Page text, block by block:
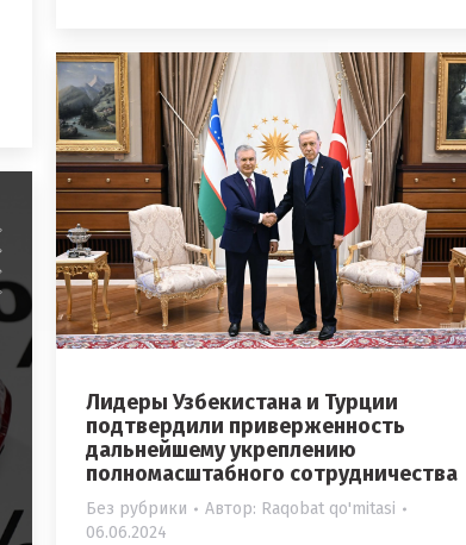
Лидеры Узбекистана и Турции
подтвердили приверженность
дальнейшему укреплению
полномасштабного сотрудничества
Без рубрики Автор: Raqobat qo'mitasi
06.06.2024